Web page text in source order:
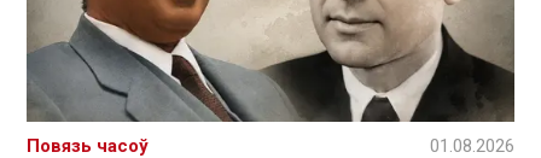
Повязь часоў 01.08.2026